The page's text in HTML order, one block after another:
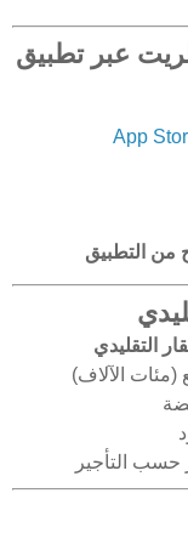
عبر تطبيق
App
من التطبيق
التقليدي
(مئات الآلاف)
حسب التأجير